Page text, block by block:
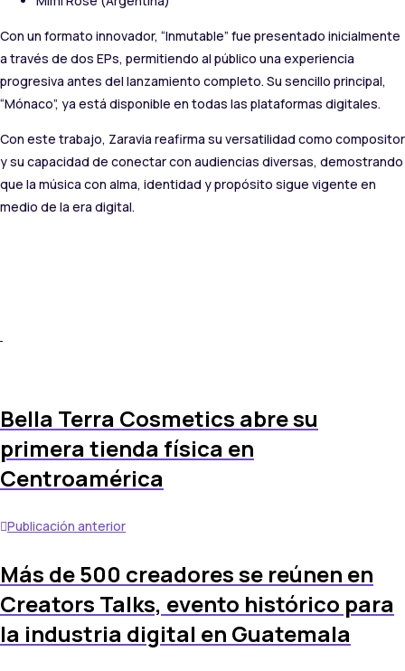
Con un formato innovador, “Inmutable” fue presentado inicialmente
a través de dos EPs, permitiendo al público una experiencia
progresiva antes del lanzamiento completo. Su sencillo principal,
“Mónaco”, ya está disponible en todas las plataformas digitales.
Con este trabajo, Zaravia reafirma su versatilidad como compositor
y su capacidad de conectar con audiencias diversas, demostrando
que la música con alma, identidad y propósito sigue vigente en
medio de la era digital.
Bella Terra Cosmetics abre su
primera tienda física en
Centroamérica
Publicación anterior
Más de 500 creadores se reúnen en
Creators Talks, evento histórico para
la industria digital en Guatemala